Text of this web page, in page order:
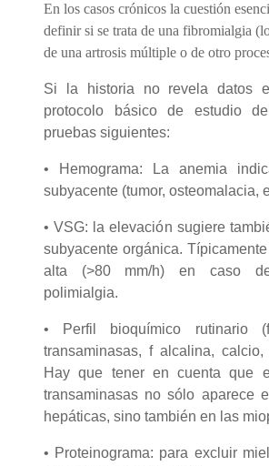
En los casos crónicos la cuestión
definir si se trata de una fibromialgia
de una artrosis múltiple o de otro
Si la historia no revela datos
protocolo básico de estudio
pruebas siguientes:
• Hemograma: La anemia
subyacente (tumor, osteomalacia,
• VSG: la elevación sugiere
subyacente orgánica.
alta (>80 mm/h) en caso
polimialgia.
• Perfil bioquímico rutinario
transaminasas, f alcalina, calcio,
Hay que tener en cuenta que
transaminasas no sólo aparece
hepáticas, sino también en las
• Proteinograma: para excluir